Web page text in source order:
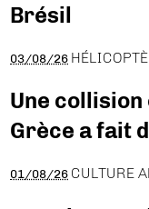
Brésil
03/08/26
Une collision
Grèce a fait
01/08/26 CULTURE